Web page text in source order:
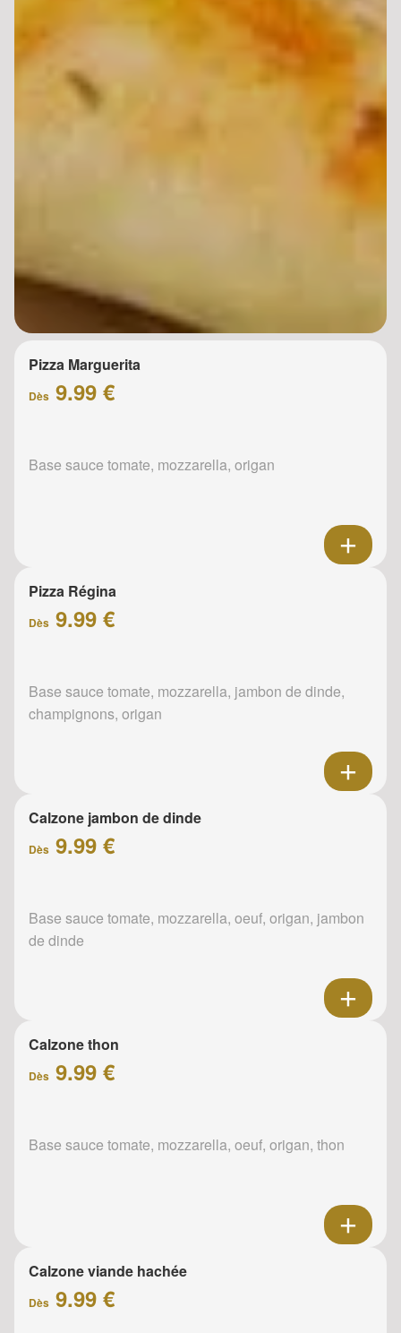
Pizza Marguerita
Dès 9.99 €
Base sauce tomate, mozzarella, origan
Pizza Régina
Dès 9.99 €
Base sauce tomate, mozzarella, jambon de dinde,
champignons, origan
Calzone jambon de dinde
Dès 9.99 €
Base sauce tomate, mozzarella, oeuf, origan, jambon
de dinde
Calzone thon
Dès 9.99 €
Base sauce tomate, mozzarella, oeuf, origan, thon
Calzone viande hachée
Dès 9.99 €